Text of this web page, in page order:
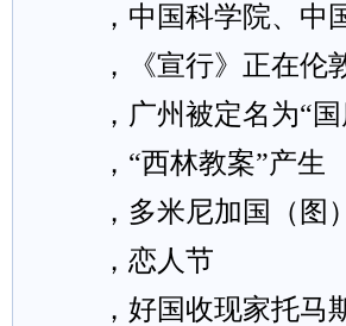
，中国科学院、中
，《宣行》正在伦
，广州被定名为“国
，“西林教案”产生
，多米尼加国（图）
，恋人节
，好国收现家托马斯